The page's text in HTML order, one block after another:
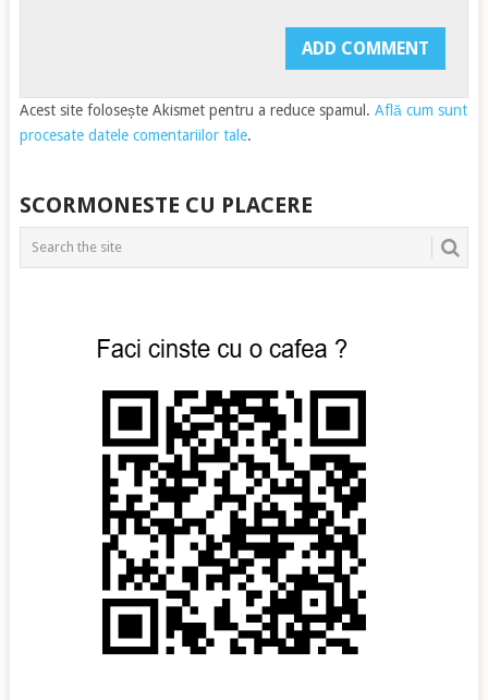
Acest site folosește Akismet pentru a reduce spamul. Află cum sunt
procesate datele comentariilor tale.
SCORMONESTE CU PLACERE